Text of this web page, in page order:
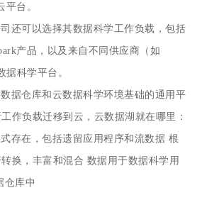
平台。
还可以选择其数据科学工作负载，包括
产品，以及来自不同供应商（如
据科学平台。
据仓库和云数据科学环境基础的通用平
作负载迁移到云，云数据湖就在哪里：
存在，包括遗留应用程序和流数据 根
换，丰富和混合 数据用于数据科学用
仓库中